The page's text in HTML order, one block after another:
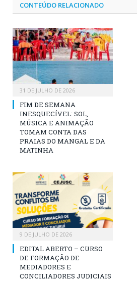
CONTEÚDO RELACIONADO
31 DE JULHO DE 2026
FIM DE SEMANA
INESQUECÍVEL: SOL,
MÚSICA E ANIMAÇÃO
TOMAM CONTA DAS
PRAIAS DO MANGAL E DA
MATINHA
9 DE JULHO DE 2026
EDITAL ABERTO – CURSO
DE FORMAÇÃO DE
MEDIADORES E
CONCILIADORES JUDICIAIS